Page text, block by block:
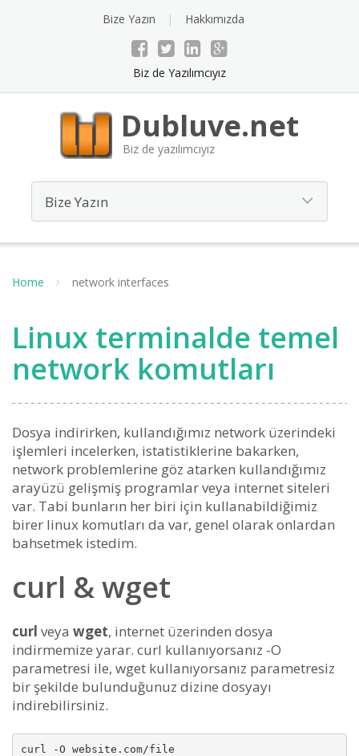
Bize Yazın Hakkımızda
Biz de Yazılımcıyız
Dubluve.net
Biz de yazılımcıyız
Home network interfaces
Linux terminalde temel
network komutları
Dosya indirirken, kullandığımız network üzerindeki
işlemleri incelerken, istatistiklerine bakarken,
network problemlerine göz atarken kullandığımız
arayüzü gelişmiş programlar veya internet siteleri
var. Tabi bunların her biri için kullanabildiğimiz
birer linux komutları da var, genel olarak onlardan
bahsetmek istedim.
curl & wget
curl veya wget, internet üzerinden dosya
indirmemize yarar. curl kullanıyorsanız -O
parametresi ile, wget kullanıyorsanız parametresiz
bir şekilde bulunduğunuz dizine dosyayı
indirebilirsiniz.
curl -O website.com/file